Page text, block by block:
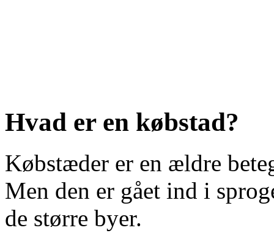
Hvad er en købstad?
Købstæder er en ældre
Men den er gået ind i
de større byer.